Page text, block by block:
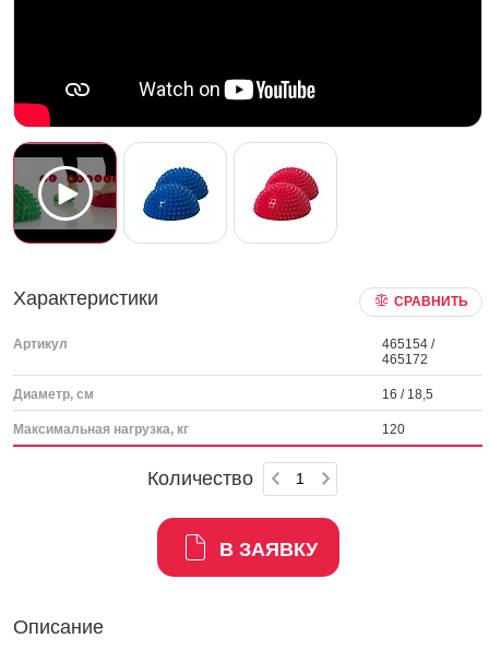
Характеристики СРАВНИТЬ
Артикул
465154 /
465172
Диаметр, см 16 / 18,5
Максимальная нагрузка, кг 120
Количество
В ЗАЯВКУ
Описание